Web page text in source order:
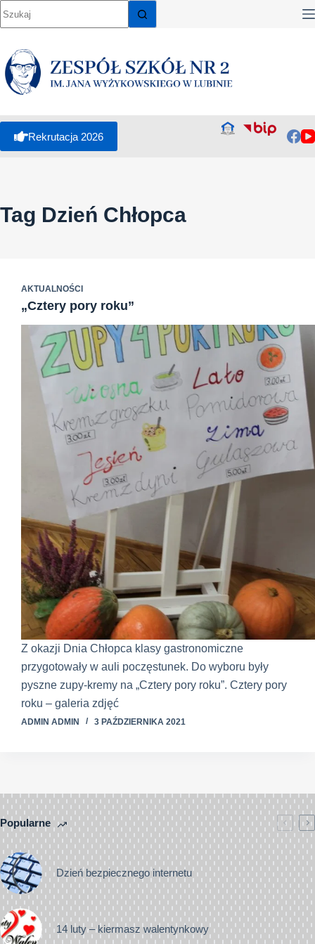
Przejdź
do
Rekrutacja 2026
Tag Dzień Chłopca
AKTUALNOŚCI
„Cztery pory roku”
Z okazji Dnia Chłopca klasy gastronomiczne
przygotowały w auli poczęstunek. Do wyboru były
pyszne zupy-kremy na „Cztery pory roku”. Cztery pory
roku – galeria zdjęć
ADMIN ADMIN 3 PAŹDZIERNIKA 2021
Popularne
Dzień bezpiecznego internetu
14 luty – kiermasz walentynkowy